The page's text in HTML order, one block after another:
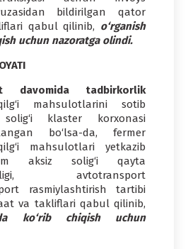
bildirilgan qator
qabul qilinib, o‘rganish
uchun nazoratga olindi.
davomida tadbirkorlik
mahsulotlarini sotib
klaster korxonasi
bo‘lsa-da, fermer
mahsulotlari yetkazib
aksiz solig‘i qayta
avtotransport
rasmiylashtirish tartibi
va takliflari qabul qilinib,
ko‘rib chiqish uchun